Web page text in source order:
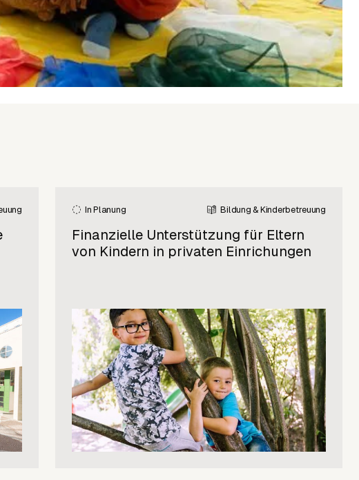
In Planung Bildung & Kinderbetreuung
Finanzielle Unterstützung für Eltern
von Kindern in privaten Einrichungen